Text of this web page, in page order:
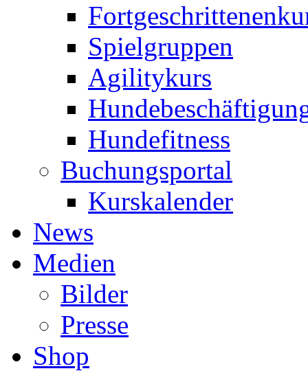
Spielgruppen
Agilitykurs
Hundefitness
Buchungsportal
Kurskalender
News
Medien
Bilder
Presse
Shop